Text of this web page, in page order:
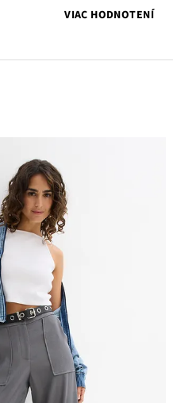
VIAC HODNOTENÍ